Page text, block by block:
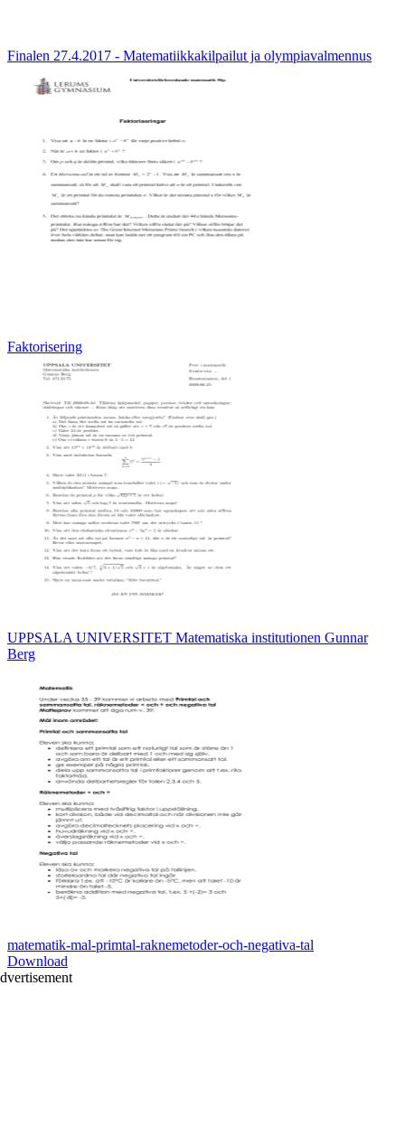
Finalen 27.4.2017 - Matematiikkakilpailut ja olympiavalmennus
Faktorisering
UPPSALA UNIVERSITET Matematiska institutionen Gunnar
Berg
matematik-mal-primtal-raknemetoder-och-negativa-tal
Download